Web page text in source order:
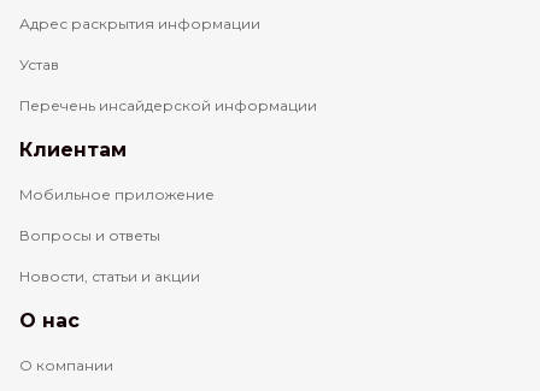
Адрес раскрытия информации
Устав
Перечень инсайдерской информации
Клиентам
Мобильное приложение
Вопросы и ответы
Новости, статьи и акции
О нас
О компании